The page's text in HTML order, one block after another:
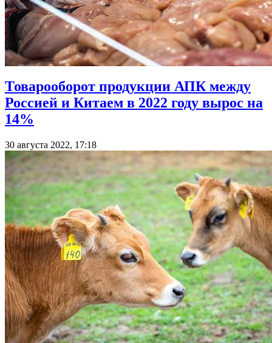
Товарооборот продукции АПК между
Россией и Китаем в 2022 году вырос на
14%
30 августа 2022, 17:18